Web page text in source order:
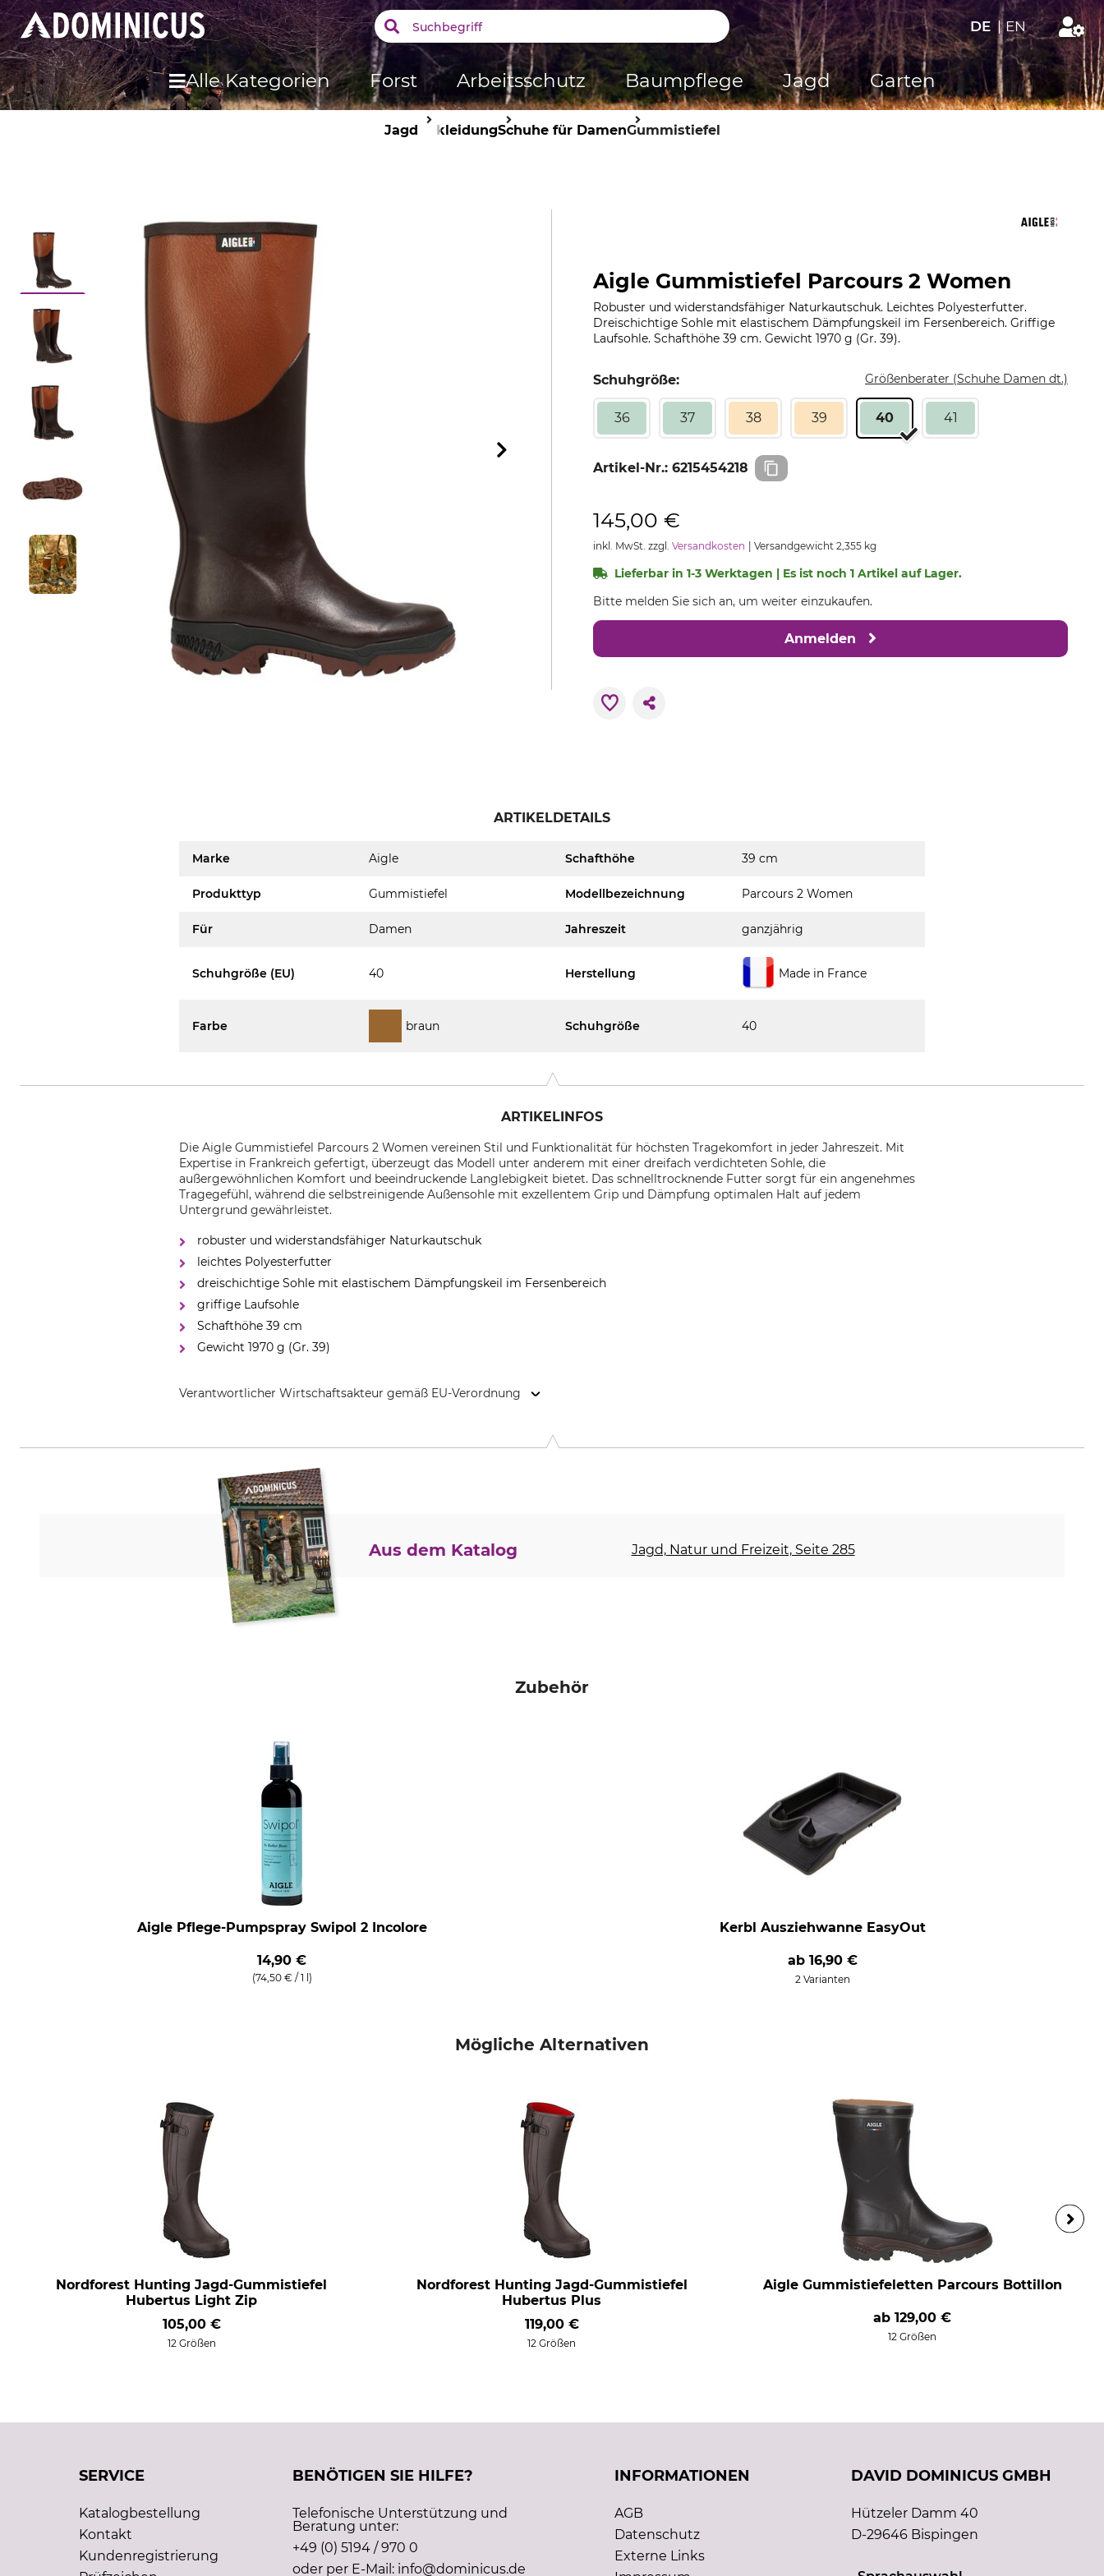
DE | EN
Alle Kategorien Forst Arbeitsschutz Baumpflege Jagd Garten
Jagd BekleidungSchuhe für DamenGummistiefel
Aigle Gummistiefel Parcours 2 Women
Robuster und widerstandsfähiger Naturkautschuk. Leichtes Polyesterfutter.
Dreischichtige Sohle mit elastischem Dämpfungskeil im Fersenbereich. Griffige
Laufsohle. Schafthöhe 39 cm. Gewicht 1970 g (Gr. 39).
Schuhgröße: Größenberater (Schuhe Damen dt.)
36 37 38 39 40 41
Artikel-Nr.: 6215454218
145,00 €
inkl. MwSt. zzgl. Versandkosten Versandgewicht 2,355 kg
Lieferbar in 1-3 Werktagen | Es ist noch 1 Artikel auf Lager.
Bitte melden Sie sich an, um weiter einzukaufen.
Anmelden
ARTIKELDETAILS
Marke Aigle Schafthöhe 39 cm
Produkttyp Gummistiefel Modellbezeichnung Parcours 2 Women
Für Damen Jahreszeit ganzjährig
Schuhgröße (EU) 40 Herstellung Made in France
Farbe braun Schuhgröße 40
ARTIKELINFOS
Die Aigle Gummistiefel Parcours 2 Women vereinen Stil und Funktionalität für höchsten Tragekomfort in jeder Jahreszeit. Mit
Expertise in Frankreich gefertigt, überzeugt das Modell unter anderem mit einer dreifach verdichteten Sohle, die
außergewöhnlichen Komfort und beeindruckende Langlebigkeit bietet. Das schnelltrocknende Futter sorgt für ein angenehmes
Tragegefühl, während die selbstreinigende Außensohle mit exzellentem Grip und Dämpfung optimalen Halt auf jedem
Untergrund gewährleistet.
robuster und widerstandsfähiger Naturkautschuk
leichtes Polyesterfutter
dreischichtige Sohle mit elastischem Dämpfungskeil im Fersenbereich
griffige Laufsohle
Schafthöhe 39 cm
Gewicht 1970 g (Gr. 39)
Verantwortlicher Wirtschaftsakteur gemäß EU-Verordnung
Aus dem Katalog Jagd, Natur und Freizeit, Seite 285
Zubehör
Aigle Pflege-Pumpspray Swipol 2 Incolore
14,90 €
(74,50 € / 1 l)
Kerbl Ausziehwanne EasyOut
ab 16,90 €
2 Varianten
Mögliche Alternativen
Nordforest Hunting Jagd-Gummistiefel
Hubertus Light Zip
105,00 €
12 Größen
Nordforest Hunting Jagd-Gummistiefel
Hubertus Plus
119,00 €
12 Größen
Aigle Gummistiefeletten Parcours Bottillon
ab129,00 €
12 Größen
SERVICE
Katalogbestellung
Kontakt
Kundenregistrierung
BENÖTIGEN SIE HILFE?
Telefonische Unterstützung und
Beratung unter:
+49 (0) 5194 / 970 0
oder per E-Mail: info@dominicus.de
INFORMATIONEN
AGB
Datenschutz
Externe Links
DAVID DOMINICUS GMBH
Hützeler Damm 40
D-29646 Bispingen